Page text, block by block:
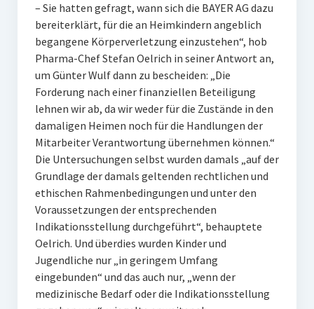
– Sie hatten gefragt, wann sich die BAYER AG dazu
bereiterklärt, für die an Heimkindern angeblich
begangene Körperverletzung einzustehen“, hob
Pharma-Chef Stefan Oelrich in seiner Antwort an,
um Günter Wulf dann zu bescheiden: „Die
Forderung nach einer finanziellen Beteiligung
lehnen wir ab, da wir weder für die Zustände in den
damaligen Heimen noch für die Handlungen der
Mitarbeiter Verantwortung übernehmen können.“
Die Untersuchungen selbst wurden damals „auf der
Grundlage der damals geltenden rechtlichen und
ethischen Rahmenbedingungen und unter den
Voraussetzungen der entsprechenden
Indikationsstellung durchgeführt“, behauptete
Oelrich. Und überdies wurden Kinder und
Jugendliche nur „in geringem Umfang
eingebunden“ und das auch nur, „wenn der
medizinische Bedarf oder die Indikationsstellung